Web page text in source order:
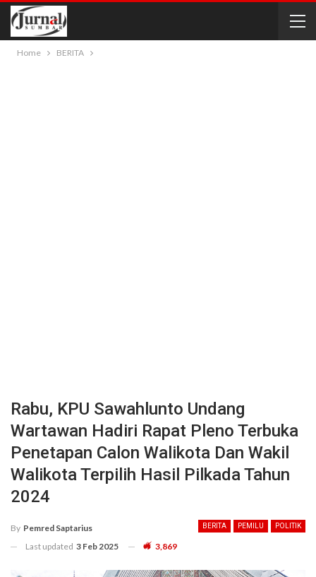
Home BERITA
Rabu, KPU Sawahlunto Undang
Wartawan Hadiri Rapat Pleno Terbuka
Penetapan Calon Walikota Dan Wakil
Walikota Terpilih Hasil Pilkada Tahun
2024
BERITA PEMILU POLITIK
By Pemred Saptarius
Last updated 3 Feb 2025 3,869